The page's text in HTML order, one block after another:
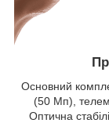
Основний
(50 Мп),
Оптична